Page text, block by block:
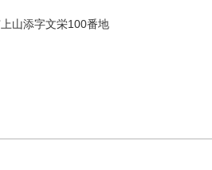
山添字文栄100番地